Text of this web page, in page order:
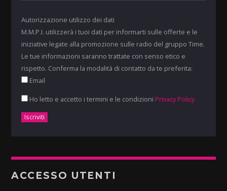
Autorizzazione utilizzo dei dati
M.M.P.I. utilizzerà i tuoi dati per informarti sulle offerte e le
iniziative legate alla promozione sulle radio del gruppo Time.
Le tue informazioni saranno trattate con senso etico e
rispetto. Conferma la modalità di contatto da te preferita:
Email
Ho letto e accetto i termini e le condizioni Privacy Policy
ACCESSO UTENTI